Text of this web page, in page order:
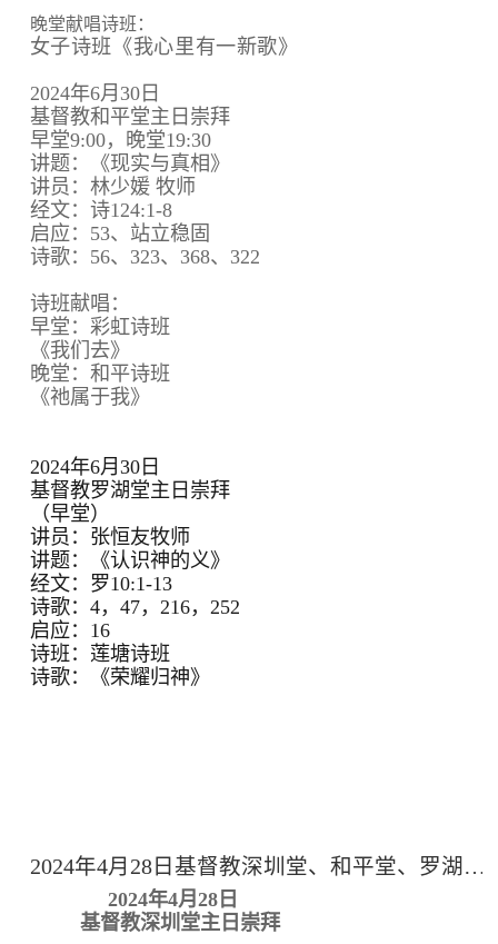
晚堂献唱诗班：
女子诗班《我心里有一新歌》
2024年6月30日
基督教和平堂主日崇拜
早堂9:00，晚堂19:30
讲题：《现实与真相》
讲员：林少媛 牧师
经文：诗124:1-8
启应：53、站立稳固
诗歌：56、323、368、322
诗班献唱：
早堂：彩虹诗班
《我们去》
晚堂：和平诗班
《祂属于我》
2024年6月30日
基督教罗湖堂主日崇拜
（早堂）
讲员：张恒友牧师
讲题：《认识神的义》
经文：罗10:1-13
诗歌：4，47，216，252
启应：16
诗班：莲塘诗班
诗歌：《荣耀归神》
2024年4月28日基督教深圳堂、和平堂、罗湖堂主日崇拜
2024年4月28日
基督教深圳堂主日崇拜